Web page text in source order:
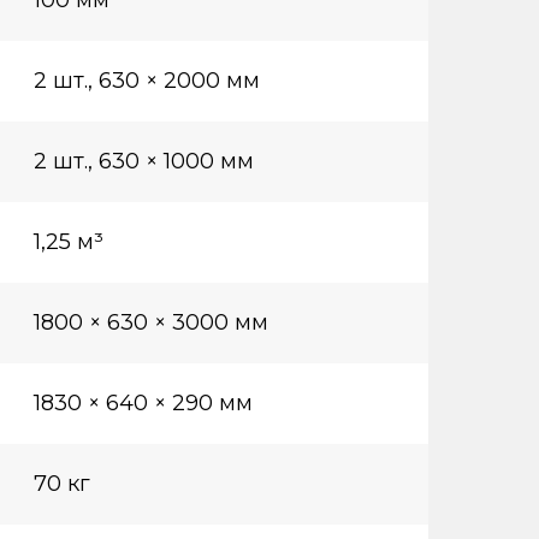
2 шт., 630 × 2000 мм
2 шт., 630 × 1000 мм
1,25 м³
1800 × 630 × 3000 мм
1830 × 640 × 290 мм
70 кг